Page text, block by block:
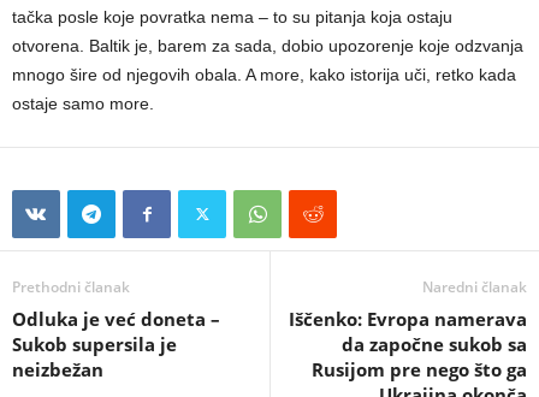
tačka posle koje povratka nema – to su pitanja koja ostaju
otvorena. Baltik je, barem za sada, dobio upozorenje koje odzvanja
mnogo šire od njegovih obala. A more, kako istorija uči, retko kada
ostaje samo more.
Prethodni članak
Odluka je već doneta –
Sukob supersila je
neizbežan
Naredni članak
Iščenko: Evropa namerava
da započne sukob sa
Rusijom pre nego što ga